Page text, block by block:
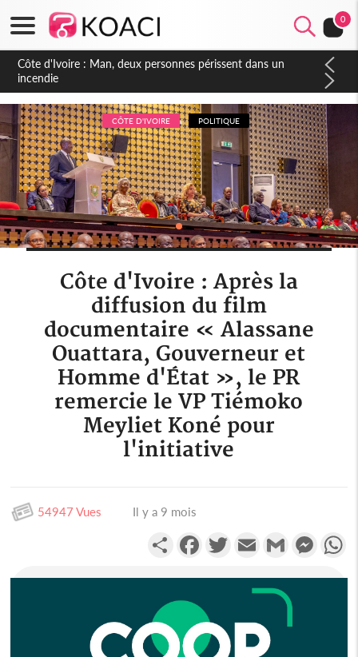
0
Côte d'Ivoire : Séileu, la célébration de la fête nationale
transformée en vaste campagne contre les produits
dépigmentants dangereux
CÔTE D'IVOIRE POLITIQUE
Côte d'Ivoire : Après la
diffusion du film
documentaire « Alassane
Ouattara, Gouverneur et
Homme d'État », le PR
remercie le VP Tiémoko
Meyliet Koné pour
l'initiative
54947 Vues Il y a 9 mois
PartagerFacebookTwitterEmail Gmail